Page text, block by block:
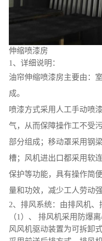
伸缩喷漆房
1、详细说明：
油帘伸缩喷漆房主要由：
成。
喷漆方式采用人工手动喷
气，从而保障操作工不受
部分组成；移动罩采用钢
槽；风机进出口都采用软
保护等功能，具有操作简
量和功效，减少工人劳动
2、排风系统：由排风机、
（1）、 排风机采用防爆
风风机驱动装置为可拆卸